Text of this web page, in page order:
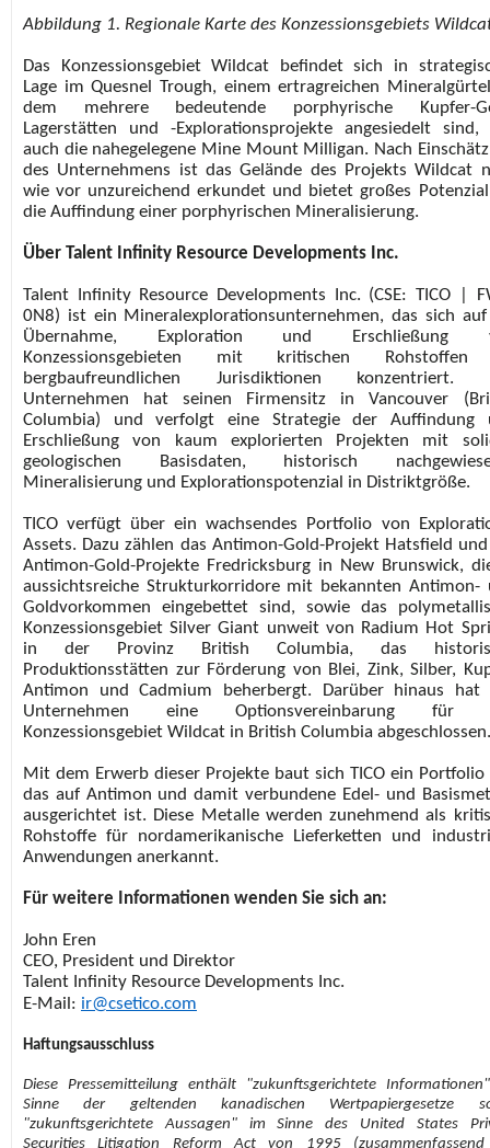
Abbildung 1. Regionale Karte des Konzessionsgebiets
Das Konzessionsgebiet Wildcat befindet sich in
Lage im Quesnel Trough, einem ertragreichen
dem mehrere bedeutende porphyrische Kupfer-
Lagerstätten und -Explorationsprojekte angesiedelt sind,
auch die nahegelegene Mine Mount Milligan. Nach
des Unternehmens ist das Gelände des Projekts Wildcat
wie vor unzureichend erkundet und bietet großes
die Auffindung einer porphyrischen Mineralisierung.
Über Talent Infinity Resource Developments Inc.
Talent Infinity Resource Developments Inc. (CSE: TICO |
0N8) ist ein Mineralexplorationsunternehmen, das sich
Übernahme, Exploration und Erschließung
Konzessionsgebieten mit kritischen
bergbaufreundlichen Jurisdiktionen konzentriert.
Unternehmen hat seinen Firmensitz in Vancouver
Columbia) und verfolgt eine Strategie der Auffindung
Erschließung von kaum explorierten Projekten mit
geologischen Basisdaten, historisch
Mineralisierung und Explorationspotenzial in Distriktgröße.
TICO verfügt über ein wachsendes Portfolio von
Assets. Dazu zählen das Antimon-Gold-Projekt Hatsfield
Antimon-Gold-Projekte Fredricksburg in New Brunswick,
aussichtsreiche Strukturkorridore mit bekannten Antimon-
Goldvorkommen eingebettet sind, sowie das
Konzessionsgebiet Silver Giant unweit von Radium Hot
in der Provinz British Columbia, das
Produktionsstätten zur Förderung von Blei, Zink, Silber,
Antimon und Cadmium beherbergt. Darüber hinaus hat
Unternehmen eine Optionsvereinbarung für
Konzessionsgebiet Wildcat in British Columbia abgeschlossen.
Mit dem Erwerb dieser Projekte baut sich TICO ein Portfolio
das auf Antimon und damit verbundene Edel- und
ausgerichtet ist. Diese Metalle werden zunehmend als
Rohstoffe für nordamerikanische Lieferketten und
Anwendungen anerkannt.
Für weitere Informationen wenden Sie sich an:
John Eren
CEO, President und Direktor
Talent Infinity Resource Developments Inc.
E-Mail: ir@csetico.com
Haftungsausschluss
Diese Pressemitteilung enthält "zukunftsgerichtete
Sinne der geltenden kanadischen Wertpapiergesetze
"zukunftsgerichtete Aussagen" im Sinne des United States
Securities Litigation Reform Act von 1995